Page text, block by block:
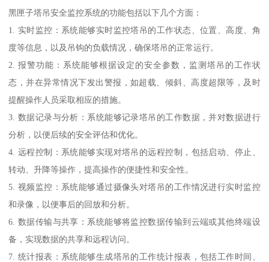
黑匣子塔吊安全监控系统的功能包括以下几个方面：
1. 实时监控：系统能够实时监控塔吊的工作状态、位置、高度、角
度等信息，以及吊钩的负载情况，确保塔吊的正常运行。
2. 报警功能：系统能够根据设定的安全参数，监测塔吊的工作状
态，并在异常情况下发出警报，如超载、倾斜、高度超限等，及时
提醒操作人员采取相应的措施。
3. 数据记录与分析：系统能够记录塔吊的工作数据，并对数据进行
分析，以便后续的安全评估和优化。
4. 远程控制：系统能够实现对塔吊的远程控制，包括启动、停止、
转动、升降等操作，提高操作的便捷性和安全性。
5. 视频监控：系统能够通过摄像头对塔吊的工作情况进行实时监控
和录像，以便事后的回放和分析。
6. 数据传输与共享：系统能够将监控数据传输到云端或其他终端设
备，实现数据的共享和远程访问。
7. 统计报表：系统能够生成塔吊的工作统计报表，包括工作时间、